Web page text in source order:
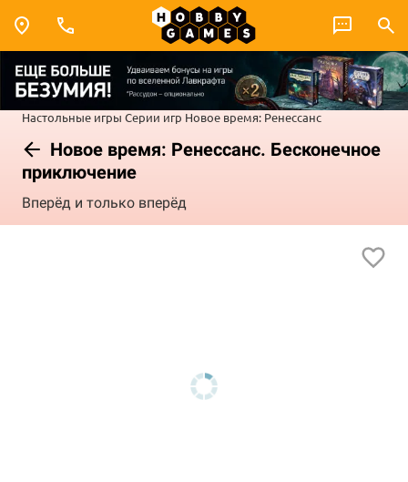
Настольные игры Серии игр Новое время: Ренессанс
Новое время: Ренессанс. Бесконечное
приключение
Вперёд и только вперёд